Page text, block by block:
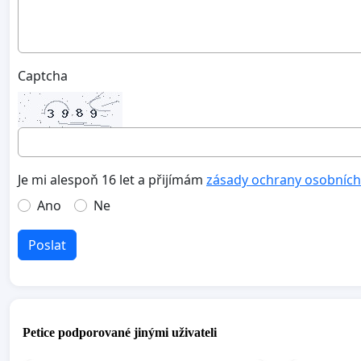
Captcha
Je mi alespoň 16 let a přijímám zásady ochrany
Ano
Ne
Poslat
Petice podporované jinými uživateli